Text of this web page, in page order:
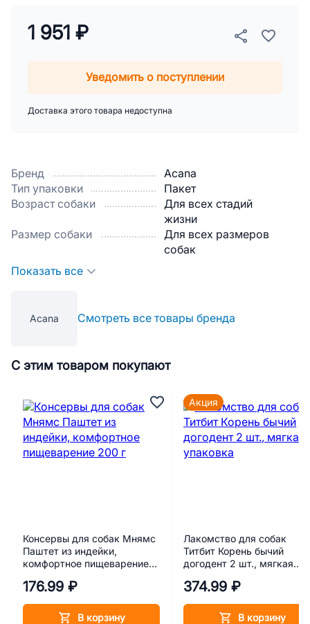
Бренд
Acana
Тип упаковки
Пакет
Возраст собаки
Для всех стадий
жизни
Размер собаки
Для всех размеров
собак
Показать все
Acana Смотреть все товары бренда
1 951 ₽
Уведомить о поступлении
Доставка этого товара недоступна
С этим товаром покупают
Консервы для собак Мнямс
Паштет из индейки,
комфортное пищеварение
176.99 ₽
В корзину
Лакомство для собак
Титбит Корень бычий
догодент 2 шт., мягкая
374.99 ₽
В корзину
Акция